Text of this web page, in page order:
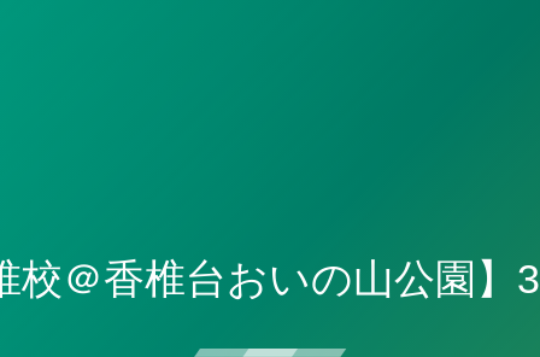
校＠香椎台おいの山公園】